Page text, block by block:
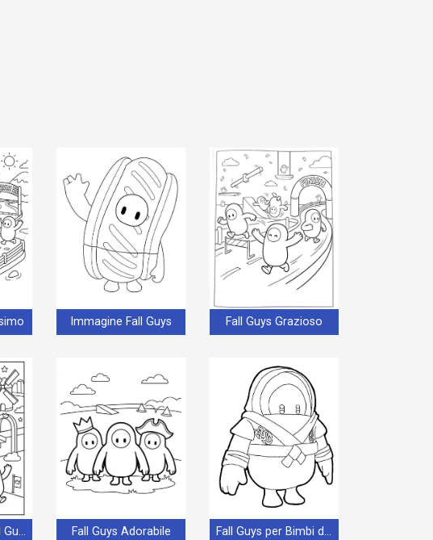
Immagine Fall Guys Fall Guys Grazioso
Personaggi in Fall Guys Fall Guys Adorabile Fall Guys per Bimbi di 1 Anno